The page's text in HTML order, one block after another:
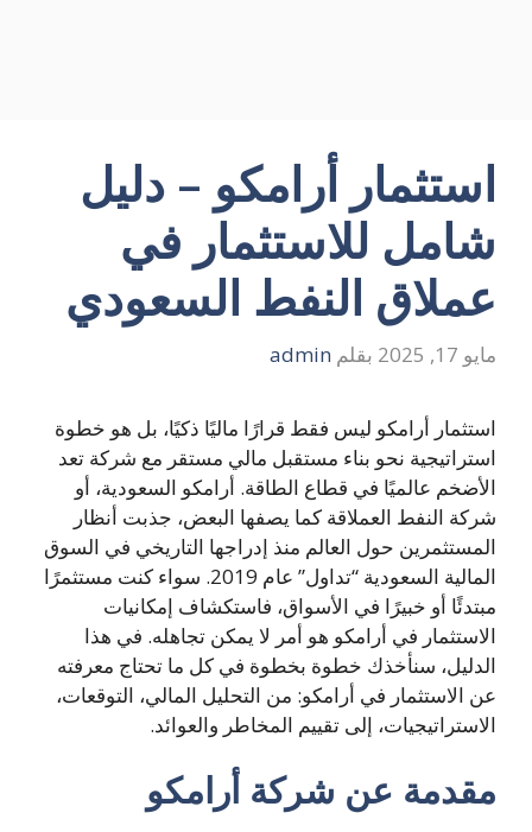
استثمار أرامكو – دليل
شامل للاستثمار في
عملاق النفط السعودي
مايو 17, 2025 بقلم admin
استثمار أرامكو ليس فقط قرارًا ماليًا ذكيًا، بل هو خطوة
استراتيجية نحو بناء مستقبل مالي مستقر مع شركة تعد
الأضخم عالميًا في قطاع الطاقة. أرامكو السعودية، أو
شركة النفط العملاقة كما يصفها البعض، جذبت أنظار
المستثمرين حول العالم منذ إدراجها التاريخي في السوق
المالية السعودية “تداول” عام 2019. سواء كنت مستثمرًا
مبتدئًا أو خبيرًا في الأسواق، فاستكشاف إمكانيات
الاستثمار في أرامكو هو أمر لا يمكن تجاهله. في هذا
الدليل، سنأخذك خطوة بخطوة في كل ما تحتاج معرفته
عن الاستثمار في أرامكو: من التحليل المالي، التوقعات،
الاستراتيجيات، إلى تقييم المخاطر والعوائد.
مقدمة عن شركة أرامكو